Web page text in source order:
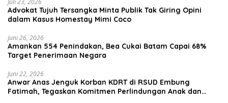
Advokat Tujuh Tersangka Minta Publik Tak Giring Opini
dalam Kasus Homestay Mimi Coco
Juni 26, 2026
Amankan 554 Penindakan, Bea Cukai Batam Capai 68%
Target Penerimaan Negara
Juni 22, 2026
Anwar Anas Jenguk Korban KDRT di RSUD Embung
Fatimah, Tegaskan Komitmen Perlindungan Anak dan